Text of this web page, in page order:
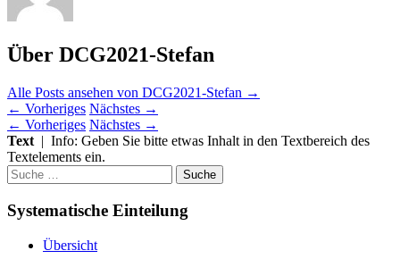
Über DCG2021-Stefan
Alle Posts ansehen von DCG2021-Stefan →
← Vorheriges Nächstes →
← Vorheriges Nächstes →
Text | Info: Geben Sie bitte etwas Inhalt in den Textbereich des
Textelements ein.
Suche
nach:
Systematische Einteilung
Übersicht